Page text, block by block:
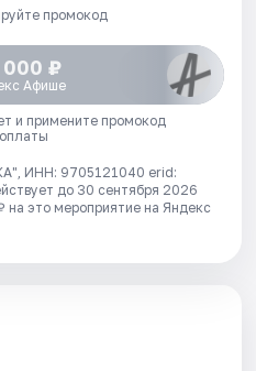
промокод
000 ₽
Афише
и примените промокод
ИНН: 9705121040 erid:
до 30 сентября 2026
на это мероприятие на Яндекс